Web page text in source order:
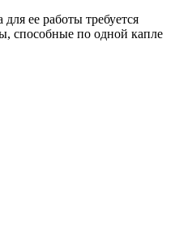
ее работы требуется
способные по одной капле